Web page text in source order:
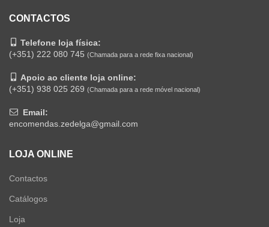
CONTACTOS
Telefone loja física:
(+351) 222 080 745 (Chamada para a rede fixa nacional)
Apoio ao cliente loja online:
(+351) 938 025 269 (Chamada para a rede móvel nacional)
Email:
encomendas.zedelga@gmail.com
LOJA ONLINE
Contactos
Catálogos
Loja